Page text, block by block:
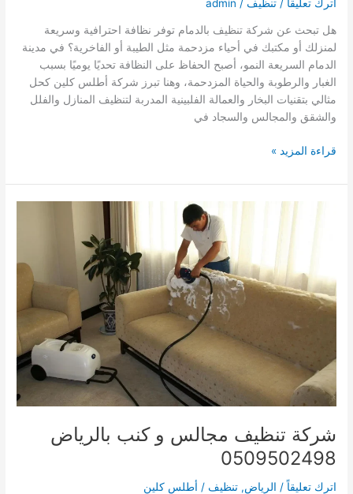
اترك تعليقاً /تنظيف /
admin
هل تبحث عن شركة تنظيف بالدمام توفر نظافة احترافية وسريعة
لمنزلك أو مكتبك في أحياء مزدحمة مثل الطيبة أو الفاخرية؟ في مدينة
الدمام السريعة النمو، أصبح الحفاظ على النظافة تحديًا يوميًا بسبب
الغبار والرطوبة والحياة المزدحمة، وهنا تبرز شركة أطلس كلين كحل
مثالي بتقنيات البخار والعمالة الفلبينية المدربة لتنظيف المنازل والفلل
والشقق والمجالس والسجاد في
شركة
بالدمام
0509502498
قراءة المزيد »
شركة تنظيف مجالس و كنب بالرياض
0509502498
اترك تعليقاً / الرياض,تنظيف / أطلس كلين